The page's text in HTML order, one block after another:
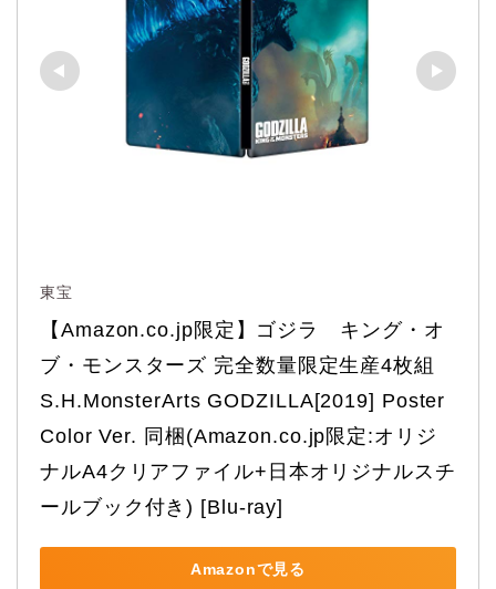
東宝
【Amazon.co.jp限定】ゴジラ　キング・オ
ブ・モンスターズ 完全数量限定生産4枚組
S.H.MonsterArts GODZILLA[2019] Poster
Color Ver. 同梱(Amazon.co.jp限定:オリジ
ナルA4クリアファイル+日本オリジナルスチ
ールブック付き) [Blu-ray]
Amazonで見る